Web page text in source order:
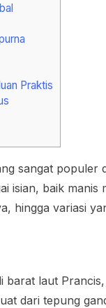
Praktis
sangat
isian, baik
hingga variasi
laut
dari tepung